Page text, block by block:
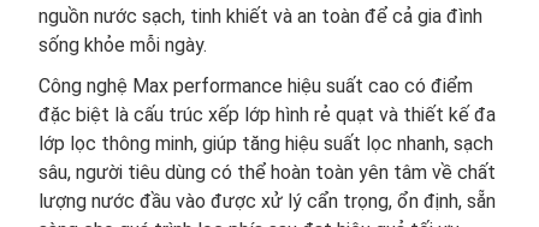
nguồn nước sạch, tinh khiết và an toàn để cả gia đình
sống khỏe mỗi ngày.
Công nghệ Max performance hiệu suất cao có điểm
đặc biệt là cấu trúc xếp lớp hình rẻ quạt và thiết kế đa
lớp lọc thông minh, giúp tăng hiệu suất lọc nhanh, sạch
sâu, người tiêu dùng có thể hoàn toàn yên tâm về chất
lượng nước đầu vào được xử lý cẩn trọng, ổn định, sẵn